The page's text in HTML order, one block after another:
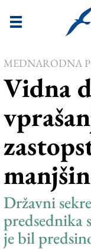
Novice
Goriška
Kultura
Šport
Še
Uredništvo
MEDNARODNA
Vidna
Državni
predsednika
je bil